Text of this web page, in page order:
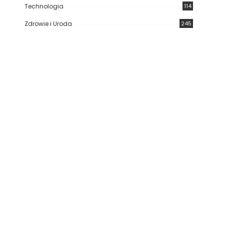
Technologia 114
Zdrowie i Uroda 245